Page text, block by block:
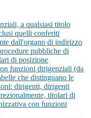
a qualsiasi titolo
quelli conferiti
dall'organo di indirizzo
pubbliche di
di posizione
funzioni dirigenziali (da
che distinguano le
dirigenti, dirigenti
titolari di
con funzioni